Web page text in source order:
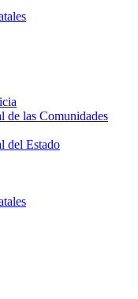
de las Comunidades
del Estado